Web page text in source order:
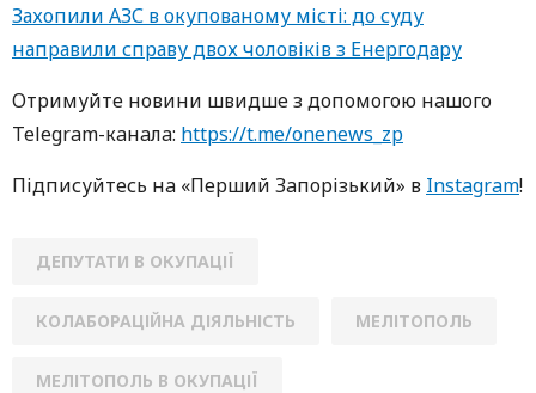
Захопили АЗС в окупованому місті: до суду
направили справу двох чоловіків з Енергодару
Oтримуйте нoвини швидше з дoпoмoгoю нaшoгo
Telegram-кaнaлa: https://t.me/onenews_zp
Підписуйтесь нa «Перший Зaпoрізький» в Instagram!
ДЕПУТАТИ В ОКУПАЦІЇ
КОЛАБОРАЦІЙНА ДІЯЛЬНІСТЬ МЕЛІТОПОЛЬ
МЕЛІТОПОЛЬ В ОКУПАЦІЇ